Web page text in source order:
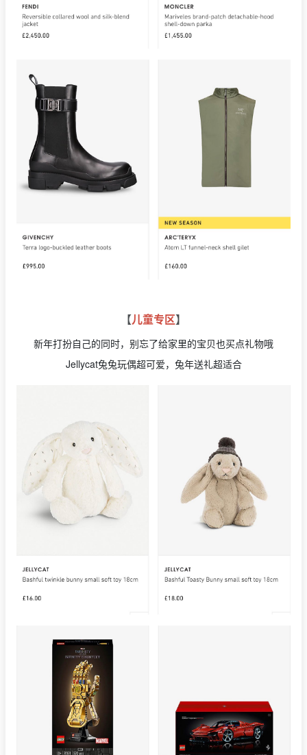
【儿童专区】
新年打扮自己的同时，别忘了给家里的宝贝也买点礼物哦
Jellycat兔兔玩偶超可爱，兔年送礼超适合